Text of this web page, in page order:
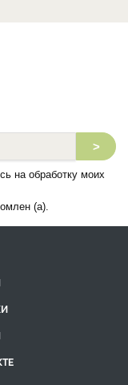
>
на обработку моих
(а).